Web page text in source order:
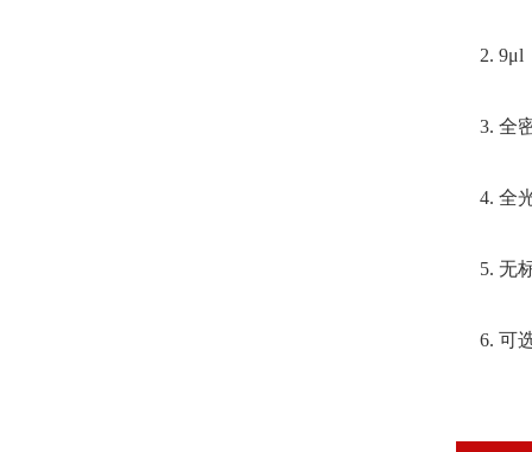
2. 9μl
3. 全
4. 全
5. 无
6. 可